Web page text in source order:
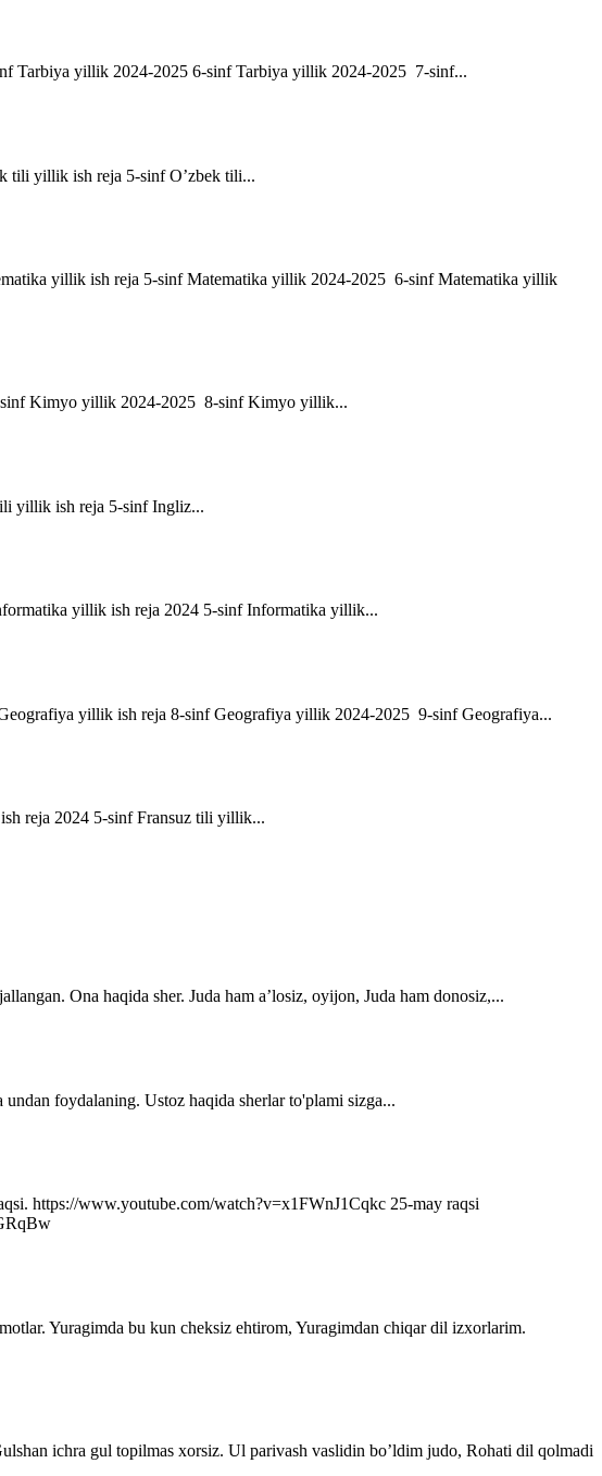
Tarbiya yillik 2024-2025 6-sinf Tarbiya yillik 2024-2025 7-sinf...
tili yillik ish reja 5-sinf O’zbek tili...
yillik ish reja 5-sinf Matematika yillik 2024-2025 6-sinf Matematika yillik
Kimyo yillik 2024-2025 8-sinf Kimyo yillik...
yillik ish reja 5-sinf Ingliz...
yillik ish reja 2024 5-sinf Informatika yillik...
yillik ish reja 8-sinf Geografiya yillik 2024-2025 9-sinf Geografiya...
reja 2024 5-sinf Fransuz tili yillik...
Ona haqida sher. Juda ham a’losiz, oyijon, Juda ham donosiz,...
foydalaning. Ustoz haqida sherlar to'plami sizga...
https://www.youtube.com/watch?v=x1FWnJ1Cqkc 25-may raqsi
Yuragimda bu kun cheksiz ehtirom, Yuragimdan chiqar dil izxorlarim.
ichra gul topilmas xorsiz. Ul parivash vaslidin bo’ldim judo, Rohati dil qolmadi